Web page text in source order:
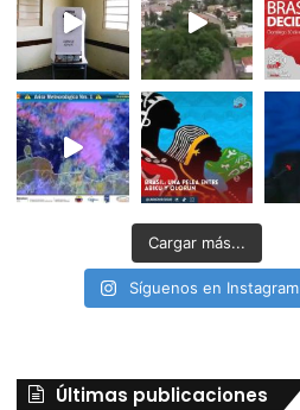
Cargar más...
Síguenos en Instagram
Últimas publicaciones